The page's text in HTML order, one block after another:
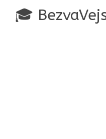
Přeskočit
🎓